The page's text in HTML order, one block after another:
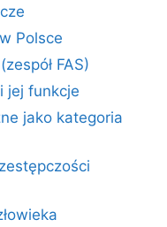
Polsce
FAS)
jej funkcje
jako kategoria